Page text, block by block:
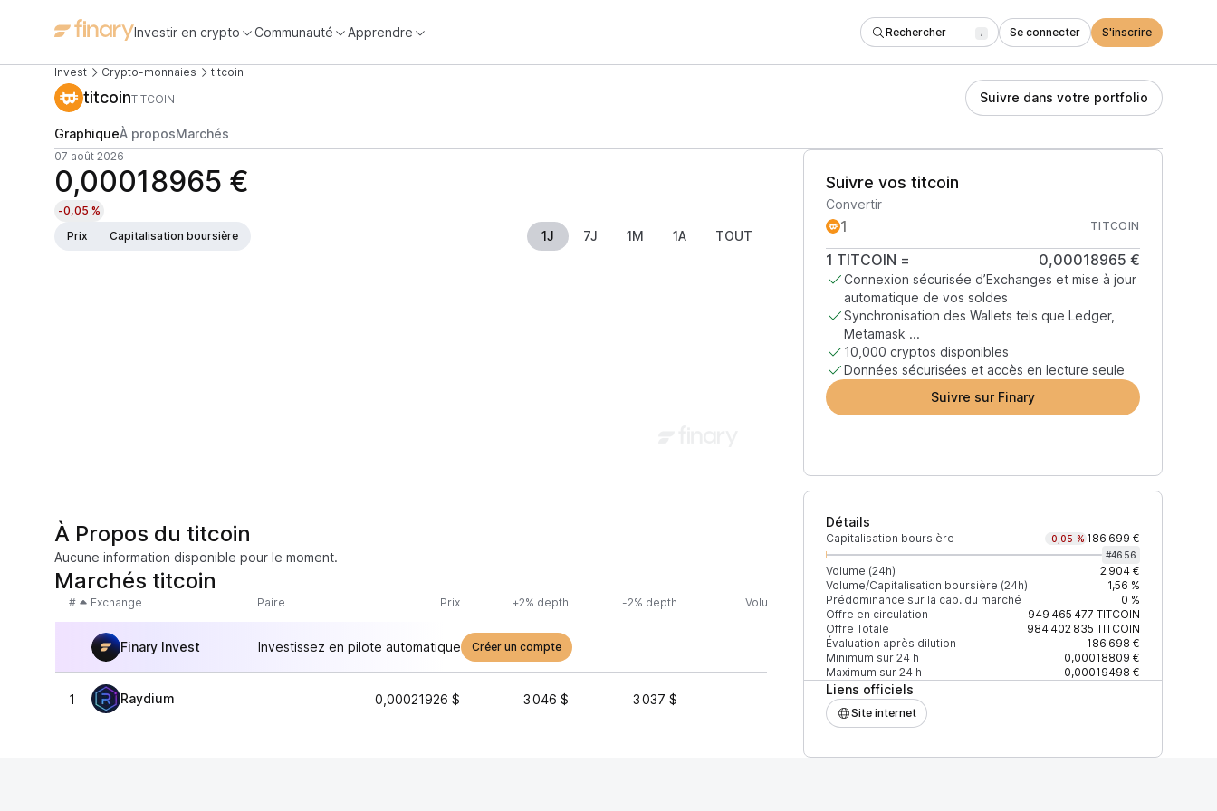
Investir en crypto Communauté Apprendre Rechercher / Se connecter S'inscrire
Invest Crypto-monnaies titcoin
titcoinTITCOIN Suivre dans votre portfolio
GraphiqueÀ proposMarchés
07 août 2026
0,00018965 €
-0,05 %
Prix
Capitalisation boursière 1J 7J 1M 1A TOUT
Suivre vos titcoin
Convertir
TITCOIN
1 TITCOIN = 0,00018965 €
Connexion sécurisée d’Exchanges et mise à jour
automatique de vos soldes
Synchronisation des Wallets tels que Ledger,
Metamask ...
10,000 cryptos disponibles
Données sécurisées et accès en lecture seule
Suivre sur Finary
Détails
Capitalisation boursière -0,05 % 186 699 €
#4656
Volume (24h)
2 904 €
Volume/Capitalisation boursière (24h)
1,56 %
Prédominance sur la cap. du marché
0 %
Offre en circulation
949 465 477 TITCOIN
Offre Totale
984 402 835 TITCOIN
Évaluation après dilution
186 698 €
Minimum sur 24 h
0,00018809 €
Maximum sur 24 h
0,00019498 €
Liens officiels
Site internet
À Propos du titcoin
Aucune information disponible pour le moment.
Marchés titcoin
# Exchange Paire Prix +2% depth -2% depth Volume (24h) % du volume Confiance Mis à jour
Finary Invest Investissez en pilote automatique Créer un compte
1 Raydium 0,00021926 $ 3 046 $ 3 037 $ 99,91 %